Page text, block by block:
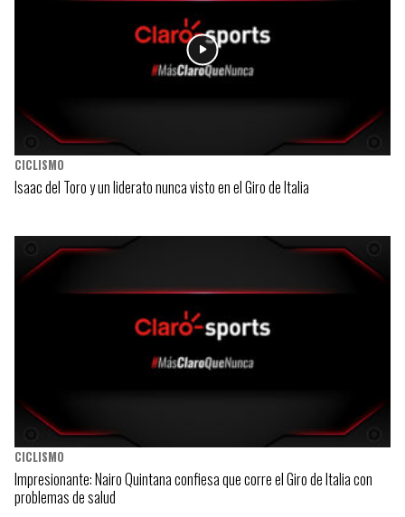
CICLISMO
Isaac del Toro y un liderato nunca visto en el Giro de Italia
CICLISMO
Impresionante: Nairo Quintana confiesa que corre el Giro de Italia con
problemas de salud